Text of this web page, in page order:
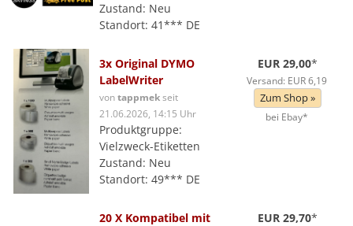
Zustand: Neu
Standort: 41*** DE
3x Original DYMO
LabelWriter
vontappmekseit
21.06.2026, 14:15 Uhr
Produktgruppe:
Vielzweck-Etiketten
Zustand: Neu
Standort: 49*** DE
EUR 29,00*
Versand: EUR 6,19
Zum Shop »
bei Ebay*
20 X Kompatibel mit
EUR 29,70*